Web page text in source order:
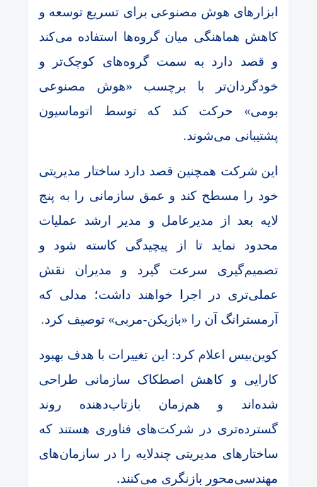
ابزارهای هوش مصنوعی برای تسریع توسعه و
کاهش هماهنگی میان گروه‌ها استفاده می‌کند
و قصد دارد به سمت گروه‌های کوچک‌تر و
خودگردان‌تر با برچسب «هوش مصنوعی
بومی» حرکت کند که توسط اتوماسیون
پشتیبانی می‌شوند.
این شرکت همچنین قصد دارد ساختار مدیریتی
خود را مسطح کند و عمق سازمانی را به پنج
لایه بعد از مدیرعامل و مدیر ارشد عملیات
محدود نماید تا از پیچیدگی کاسته شود و
تصمیم‌گیری سرعت گیرد و مدیران نقش
عملی‌تری در اجرا خواهند داشت؛ مدلی که
آرمسترانگ آن را «بازیکن-مربی» توصیف کرد.
کوین‌بیس اعلام کرد: این تغییرات با هدف بهبود
کارایی و کاهش اصطکاک سازمانی طراحی
شده‌اند و هم‌زمان بازتاب‌دهنده روند
گسترده‌تری در شرکت‌های فناوری هستند که
ساختارهای مدیریتی چندلایه را در سازمان‌های
مهندسی‌محور بازنگری می‌کنند.